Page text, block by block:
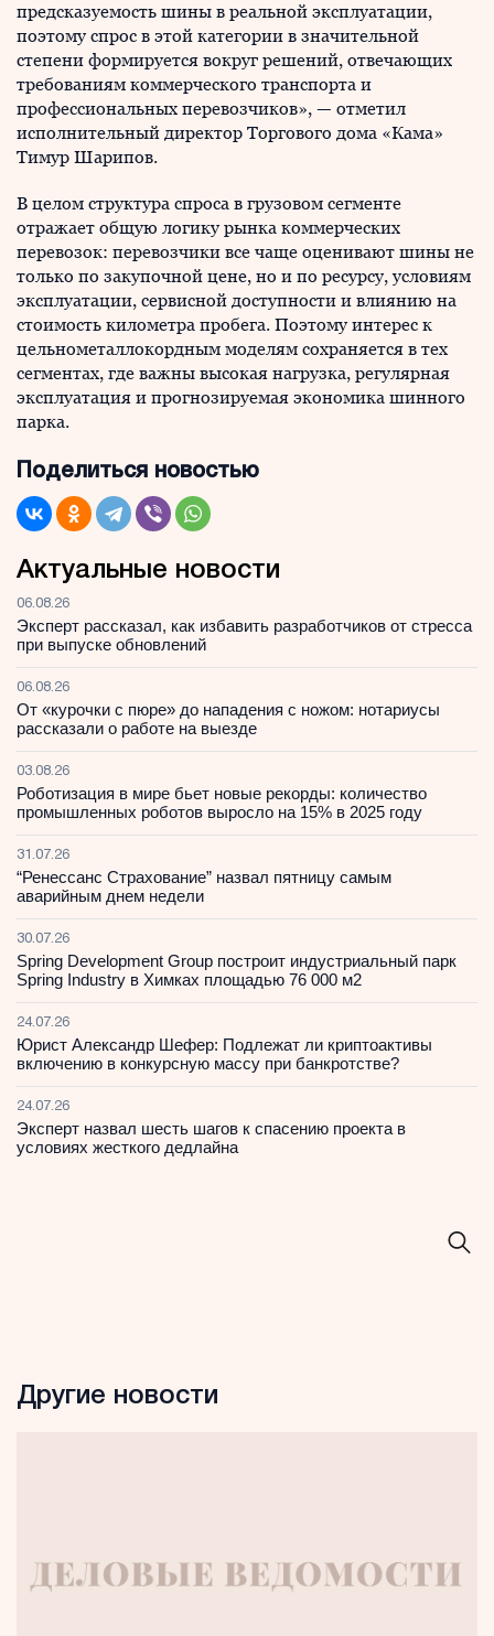
предсказуемость шины в реальной эксплуатации,
поэтому спрос в этой категории в значительной
степени формируется вокруг решений, отвечающих
требованиям коммерческого транспорта и
профессиональных перевозчиков», — отметил
исполнительный директор Торгового дома «Кама»
Тимур Шарипов.
В целом структура спроса в грузовом сегменте
отражает общую логику рынка коммерческих
перевозок: перевозчики все чаще оценивают шины не
только по закупочной цене, но и по ресурсу, условиям
эксплуатации, сервисной доступности и влиянию на
стоимость километра пробега. Поэтому интерес к
цельнометаллокордным моделям сохраняется в тех
сегментах, где важны высокая нагрузка, регулярная
эксплуатация и прогнозируемая экономика шинного
парка.
Поделиться новостью
Актуальные новости
06.08.26
Эксперт рассказал, как избавить разработчиков от стресса
при выпуске обновлений
06.08.26
От «курочки с пюре» до нападения с ножом: нотариусы
рассказали о работе на выезде
03.08.26
Роботизация в мире бьет новые рекорды: количество
промышленных роботов выросло на 15% в 2025 году
31.07.26
“Ренессанс Страхование” назвал пятницу самым
аварийным днем недели
30.07.26
Spring Development Group построит индустриальный парк
Spring Industry в Химках площадью 76 000 м2
24.07.26
Юрист Александр Шефер: Подлежат ли криптоактивы
включению в конкурсную массу при банкротстве?
24.07.26
Эксперт назвал шесть шагов к спасению проекта в
условиях жесткого дедлайна
Другие новости